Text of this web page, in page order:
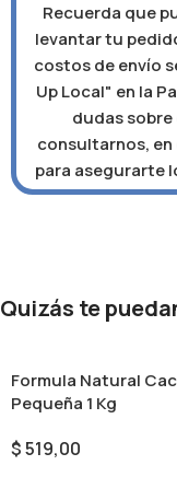
Recuerda que
levantar tu
costos de envío
Up Local" en la
dudas
consultarnos,
para asegurarte
Quizás te
Formula Natural
Pequeña 1 Kg
$519,00